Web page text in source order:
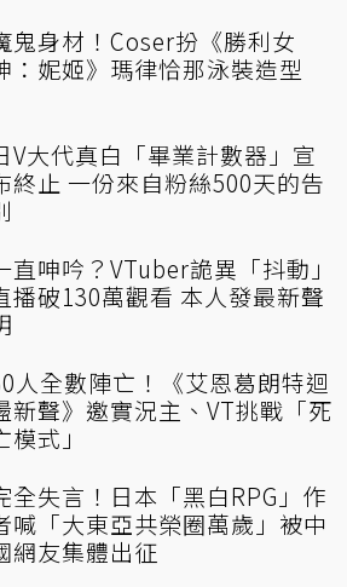
鬼身材！Coser扮《勝利女
：妮姬》瑪律恰那泳裝造型
V大代真白「畢業計數器」宣
終止 一份來自粉絲500天的告
直呻吟？VTuber詭異「抖動」
播破130萬觀看 本人發最新聲
人全數陣亡！《艾恩葛朗特迴
新聲》邀實況主、VT挑戰「死
模式」
全失言！日本「黑白RPG」作
喊「大東亞共榮圈萬歲」被中
網友集體出征